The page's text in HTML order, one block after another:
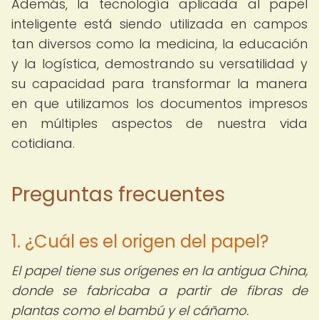
Además, la tecnología aplicada al papel
inteligente está siendo utilizada en campos
tan diversos como la medicina, la educación
y la logística, demostrando su versatilidad y
su capacidad para transformar la manera
en que utilizamos los documentos impresos
en múltiples aspectos de nuestra vida
cotidiana.
Preguntas frecuentes
1. ¿Cuál es el origen del papel?
El papel tiene sus orígenes en la antigua China,
donde se fabricaba a partir de fibras de
plantas como el bambú y el cáñamo.